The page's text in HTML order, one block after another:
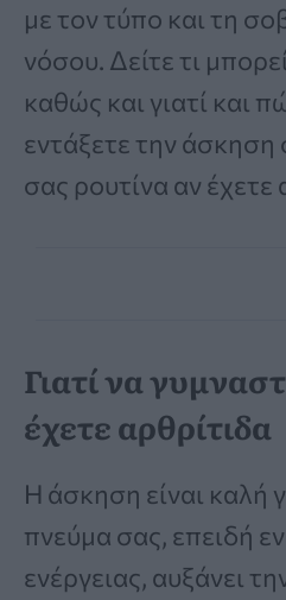
με τον τύπο και τη
νόσου. Δείτε τι
καθώς και γιατί και
εντάξετε την άσκηση
σας ρουτίνα αν έχετε
Γιατί να
έχετε αρθρίτιδα
Η άσκηση είναι καλή
πνεύμα σας, επειδή
ενέργειας, αυξάνει